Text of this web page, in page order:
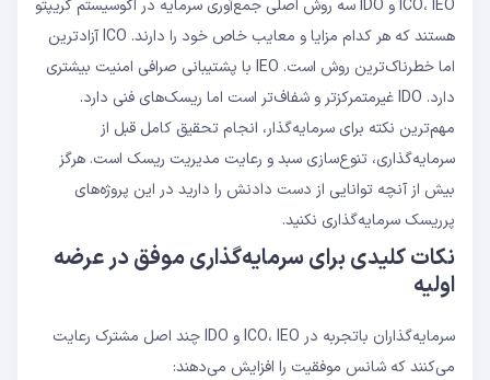
ICO، IEO و IDO سه روش اصلی جمع‌آوری سرمایه در اکوسیستم کریپتو
هستند که هر کدام مزایا و معایب خاص خود را دارند. ICO آزادترین
اما خطرناک‌ترین روش است. IEO با پشتیبانی صرافی امنیت بیشتری
دارد. IDO غیرمتمرکزتر و شفاف‌تر است اما ریسک‌های فنی دارد.
مهم‌ترین نکته برای سرمایه‌گذار، انجام تحقیق کامل قبل از
سرمایه‌گذاری، تنوع‌سازی سبد و رعایت مدیریت ریسک است. هرگز
بیش از آنچه توانایی از دست دادنش را دارید در این پروژه‌های
پرریسک سرمایه‌گذاری نکنید.
نکات کلیدی برای سرمایه‌گذاری موفق در عرضه
اولیه
سرمایه‌گذاران باتجربه در ICO، IEO و IDO چند اصل مشترک رعایت
می‌کنند که شانس موفقیت را افزایش می‌دهند: